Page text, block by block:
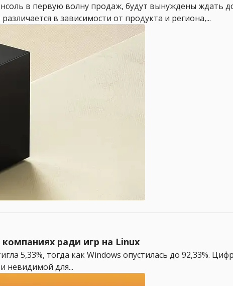
в первую волну продаж, будут вынуждены ждать
в зависимости от продукта и региона,...
ради игр на Linux
5,33%, тогда как Windows опустилась до 92,33%.
невидимой для...